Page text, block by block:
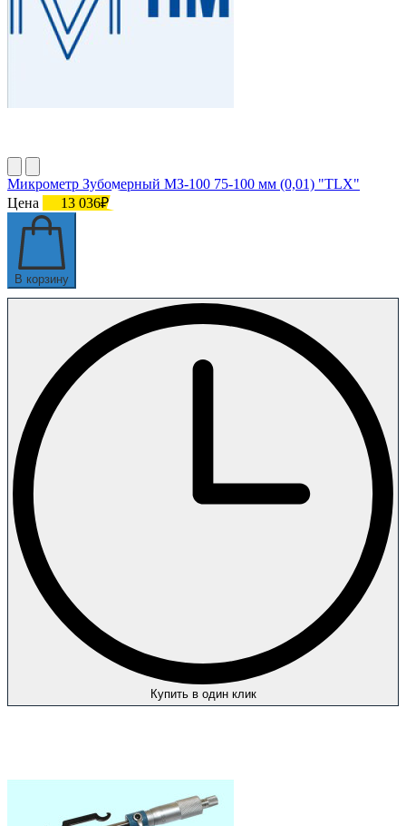
Микрометр Зубомерный МЗ-100 75-100 мм (0,01) "TLX"
Цена
13 036₽
В корзину
Купить в один клик